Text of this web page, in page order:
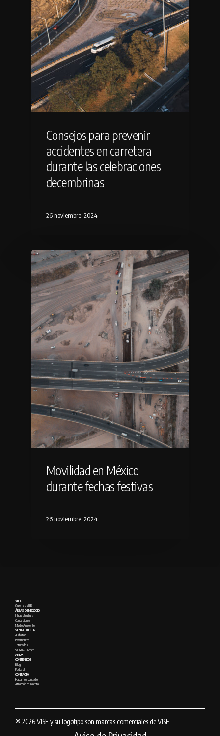
Consejos para prevenir
accidentes en carretera
durante las celebraciones
decembrinas
26 noviembre, 2024
Movilidad en México
durante fechas festivas
26 noviembre, 2024
VISE
Quién es VISE
ÁREAS DE NEGOCIO
Infraestructura
Concesiones
Medio Ambiente
VENTA DIRECTA
Asfaltos
Pavimentos
Triturados
VISMART Green
AMOR
CONTENIDOS
Blog
Podcast
CONTACTO
Hagamos contacto
Atracción de Talento
® 2026 VISE y su logotipo son marcas comerciales de VISE